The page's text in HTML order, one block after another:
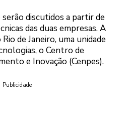
discutidos a partir de
das duas empresas. A
de Janeiro, uma unidade
o Centro de
e Inovação (Cenpes).
Publicidade